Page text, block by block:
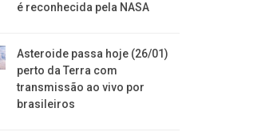
é reconhecida pela NASA
Asteroide passa hoje (26/01)
perto da Terra com
transmissão ao vivo por
brasileiros